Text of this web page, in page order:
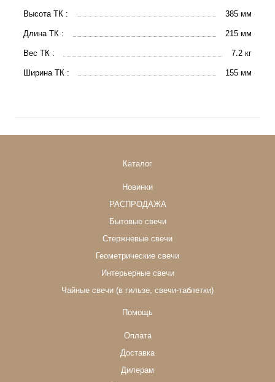
Высота ТК : 385 мм
Длина ТК : 215 мм
Вес ТК : 7.2 кг
Ширина ТК : 155 мм
Каталог
Новинки
РАСПРОДАЖА
Бытовые свечи
Стержневые свечи
Геометрические свечи
Интерьерные свечи
Чайные свечи (в гильзе, свечи-таблетки)
Помощь
Оплата
Доставка
Дилерам